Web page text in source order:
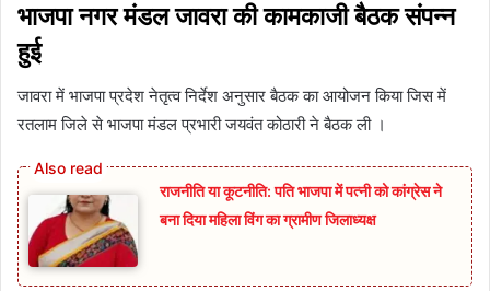
भाजपा नगर मंडल जावरा की कामकाजी बैठक संपन्न
हुई
जावरा में भाजपा प्रदेश नेतृत्व निर्देश अनुसार बैठक का आयोजन किया जिस में
रतलाम जिले से भाजपा मंडल प्रभारी जयवंत कोठारी ने बैठक ली ।
राजनीति या कूटनीति: पति भाजपा में पत्नी को कांग्रेस ने
बना दिया महिला विंग का ग्रामीण जिलाध्यक्ष